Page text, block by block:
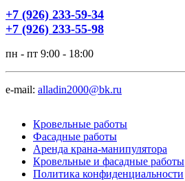
+7 (926) 233-59-34
+7 (926) 233-55-98
пн - пт 9:00 - 18:00
e-mail: alladin2000@bk.ru
Кровельные работы
Фасадные работы
Аренда крана-манипулятора
Кровельные и фасадные работы
Политика конфиденциальности